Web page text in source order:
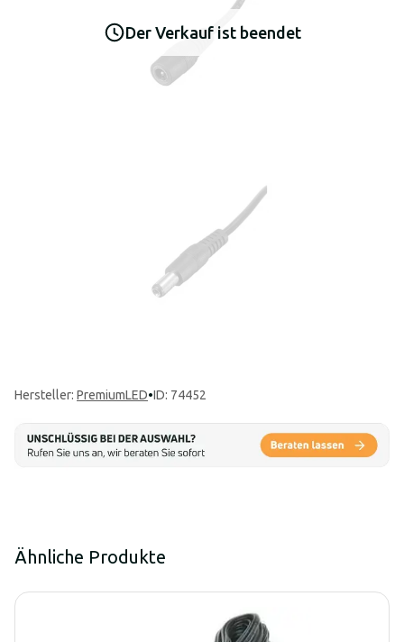
Der Verkauf ist beendet
Hersteller: PremiumLED•ID: 74452
Ähnliche Produkte